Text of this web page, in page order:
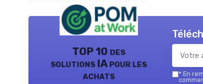
TOP 10 des
solutions IA pour les
achats
* En